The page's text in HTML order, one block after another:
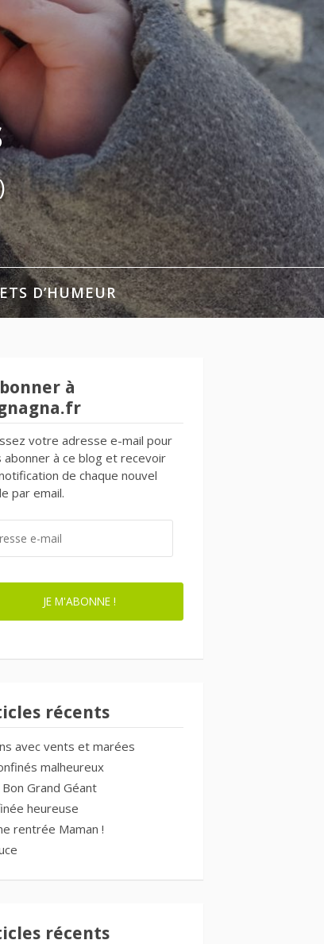
D’HUMEUR
à
votre adresse e-mail pour
abonner à ce blog et recevoir
de chaque nouvel
par email.
JE M'ABONNE !
récents
avec vents et marées
malheureux
Grand Géant
heureuse
rentrée Maman !
récents